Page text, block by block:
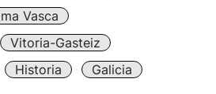
Vasca
Vitoria-Gasteiz
Historia Galicia